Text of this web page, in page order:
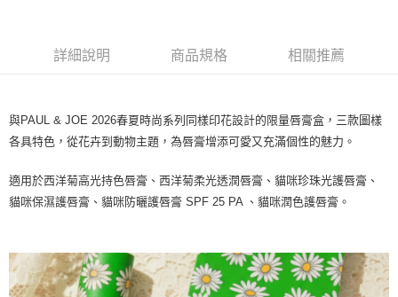
付款後7-11取貨
新竹物流宅配
每筆NT$80，滿NT$1,200(含以上)免運費
詳細說明 商品規格 相關推薦
與PAUL & JOE 2026春夏時尚系列同樣印花設計的限量唇膏盒，三款圖樣
各具特色，從花卉到動物主題，為唇膏增添可愛又充滿個性的魅力。
適用於西洋菊高光持色唇膏、西洋菊柔光透潤唇膏、貓咪珍珠光護唇膏、
貓咪保濕護唇膏、貓咪防曬護唇膏 SPF 25 PA 、貓咪潤色護唇膏。